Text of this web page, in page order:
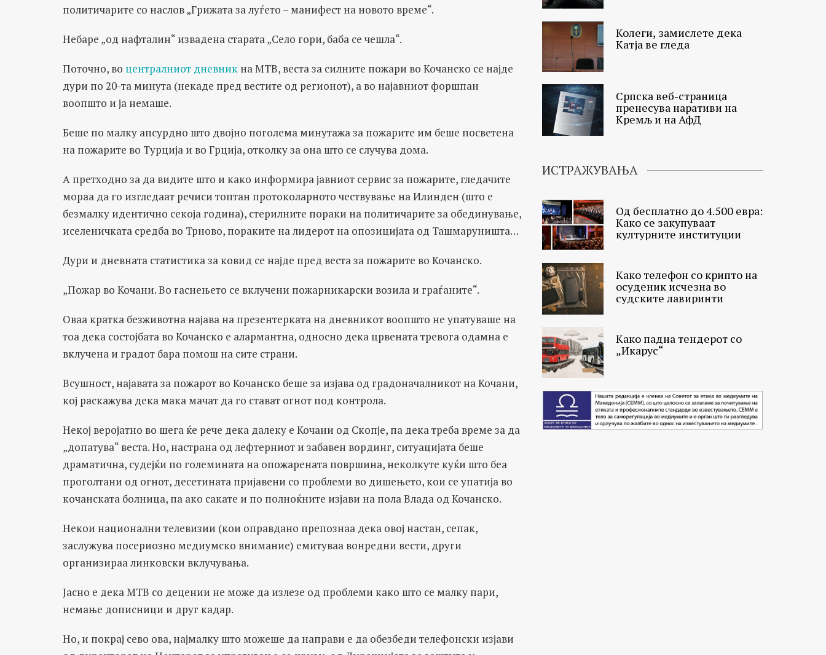
политичарите со наслов „Грижата за луѓето – манифест на новото време“.
Небаре „од нафталин“ извадена старата „Село гори, баба се чешла“.
Поточно, во централниот дневник на МТВ, веста за силните пожари во Кочанско се најде
дури по 20-та минута (некаде пред вестите од регионот), а во најавниот форшпан
воопшто и ја немаше.
Беше по малку апсурдно што двојно поголема минутажа за пожарите им беше посветена
на пожарите во Турција и во Грција, отколку за она што се случува дома.
А претходно за да видите што и како информира јавниот сервис за пожарите, гледачите
мораа да го изгледаат речиси топтан протоколарното чествување на Илинден (што е
безмалку идентично секоја година), стерилните пораки на политичарите за обединување,
иселеничката средба во Трново, пораките на лидерот на опозицијата од Ташмаруништа…
Дури и дневната статистика за ковид се најде пред веста за пожарите во Кочанско.
„Пожар во Кочани. Во гаснењето се вклучени пожарникарски возила и граѓаните“.
Оваа кратка безживотна најава на презентерката на дневникот воопшто не упатуваше на
тоа дека состојбата во Кочанско е алармантна, односно дека црвената тревога одамна е
вклучена и градот бара помош на сите страни.
Всушност, најавата за пожарот во Кочанско беше за изјава од градоначалникот на Кочани,
кој раскажува дека мака мачат да го стават огнот под контрола.
Некој веројатно во шега ќе рече дека далеку е Кочани од Скопје, па дека треба време за да
„допатува“ веста. Но, настрана од лефтерниот и забавен вординг, ситуацијата беше
драматична, судејќи по големината на опожарената површина, неколкуте куќи што беа
проголтани од огнот, десетината пријавени со проблеми во дишењето, кои се упатија во
кочанската болница, па ако сакате и по полноќните изјави на пола Влада од Кочанско.
Некои национални телевизии (кои оправдано препознаа дека овој настан, сепак,
заслужува посериозно медиумско внимание) емитуваа вонредни вести, други
организираа линковски вклучувања.
Јасно е дека МТВ со децении не може да излезе од проблеми како што се малку пари,
немање дописници и друг кадар.
Но, и покрај сево ова, најмалку што можеше да направи е да обезбеди телефонски изјави
Колеги, замислете дека
Катја ве гледа
Српска веб-страница
пренесува наративи на
Кремљ и на АфД
ИСТРАЖУВАЊА
Од бесплатно до 4.500 евра:
Како се закупуваат
културните институции
Како телефон со крипто на
осуденик исчезна во
судските лавиринти
Како падна тендерот со
„Икарус“